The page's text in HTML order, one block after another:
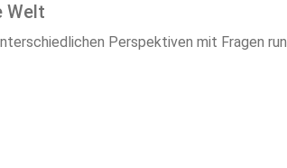
Welt
Perspektiven mit Fragen